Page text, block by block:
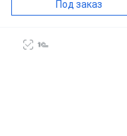
Под заказ